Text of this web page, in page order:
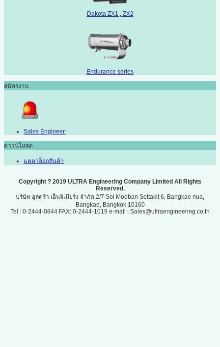
Dakota ZX1 , ZX2
Endurance series
สมัครงาน
Sales Engineer
ดาวน์โหลด
แคตาล็อกสินค้า
Copyright ? 2019 ULTRA Engineering Company Limited All Rights
Reserved.
บริษัท อุลตร้า เอ็นจิเนียริ่ง จำกัด 2/7 Soi Mooban Settakit 6, Bangkae nua,
Bangkae, Bangkok 10160
Tel : 0-2444-0844 FAX: 0-2444-1019 e-mail : Sales@ultraengineering.co.th